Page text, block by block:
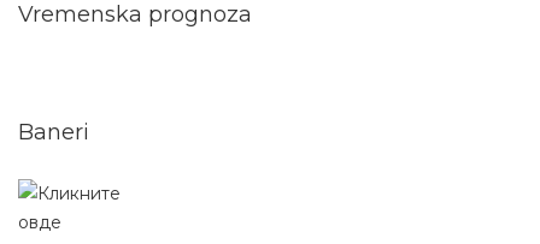
Vremenska prognoza
Baneri